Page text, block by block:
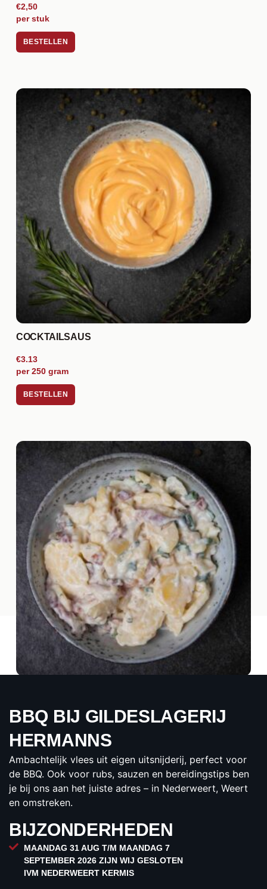
€2,50
per stuk
BESTELLEN
COCKTAILSAUS
€3.13
per 250 gram
BESTELLEN
€1.50
per 100 gram
BESTELLEN
BBQ BIJ GILDESLAGERIJ
HERMANNS
Ambachtelijk vlees uit eigen uitsnijderij, perfect voor
de BBQ. Ook voor rubs, sauzen en bereidingstips ben
je bij ons aan het juiste adres – in Nederweert, Weert
en omstreken.
BIJZONDERHEDEN
MAANDAG 31 AUG T/M MAANDAG 7
SEPTEMBER 2026 ZIJN WIJ GESLOTEN
IVM NEDERWEERT KERMIS